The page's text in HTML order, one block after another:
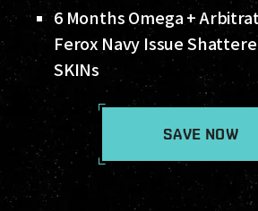
6 Months Omega +
Ferox Navy Issue
SKINs
SAVE NOW